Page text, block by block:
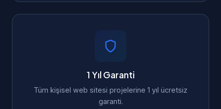
1 Yıl Garanti
Tüm kişisel web sitesi projelerine 1 yıl ücretsiz
garanti.